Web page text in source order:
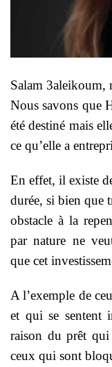
Salam 3aleikoum,
Nous savons que
été destiné mais
ce qu’elle a
En effet, il existe
durée, si bien que
obstacle à la
par nature ne
que cet
A l’exemple de
et qui se sentent
raison du prêt
ceux qui sont